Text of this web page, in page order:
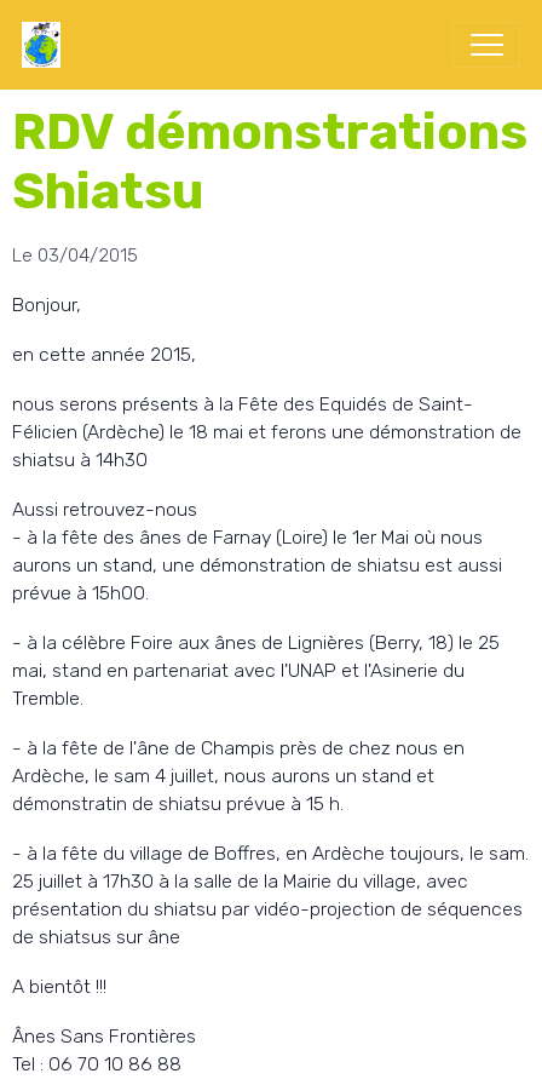
RDV démonstrations
Shiatsu
Le 03/04/2015
Bonjour,
en cette année 2015,
nous serons présents à la Fête des Equidés de Saint-
Félicien (Ardèche) le 18 mai et ferons une démonstration de
shiatsu à 14h30
Aussi retrouvez-nous
- à la fête des ânes de Farnay (Loire) le 1er Mai où nous
aurons un stand, une démonstration de shiatsu est aussi
prévue à 15h00.
- à la célèbre Foire aux ânes de Lignières (Berry, 18) le 25
mai, stand en partenariat avec l'UNAP et l'Asinerie du
Tremble.
- à la fête de l'âne de Champis près de chez nous en
Ardèche, le sam 4 juillet, nous aurons un stand et
démonstratin de shiatsu prévue à 15 h.
- à la fête du village de Boffres, en Ardèche toujours, le sam.
25 juillet à 17h30 à la salle de la Mairie du village, avec
présentation du shiatsu par vidéo-projection de séquences
de shiatsus sur âne
A bientôt !!!
Ânes Sans Frontières
Tel : 06 70 10 86 88